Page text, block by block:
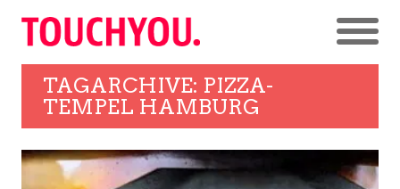
TAGARCHIVE: PIZZA-
TEMPEL HAMBURG